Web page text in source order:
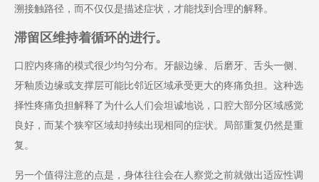
溯接触路径，而不仅仅是描述症状，才能找到合理的解释。
滞留区维持着循环的进行。
口腔内疼痛的模式很少均匀分布。牙龈边缘、后磨牙、舌头一侧、
牙釉质边缘或支撑层可能比邻近区域承受更大的疼痛负担。这种选
择性疼痛负担解释了为什么人们会坦诚地说，口腔大部分区域感觉
良好，而某个狭窄区域却持续出现相同的症状。局部重复仍然是重
复。
另一个值得注意的点是，身体往往会在人察觉之前就做出适应性调